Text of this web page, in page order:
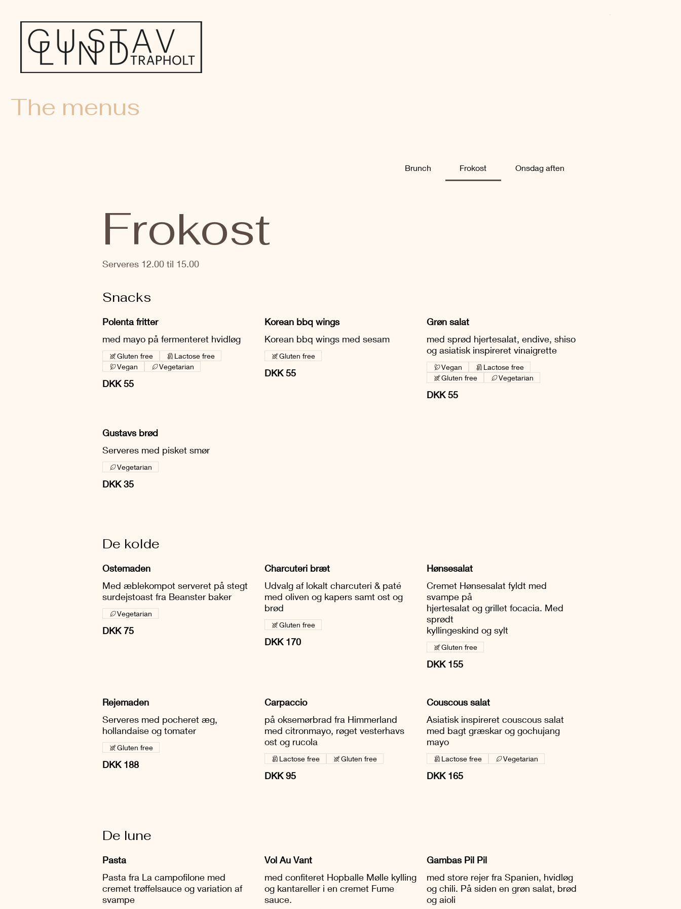
The menus
Brunch Frokost Onsdag aften
Frokost
Serveres 12.00 til 15.00
Snacks
Polenta fritter
med mayo på fermenteret hvidløg
DKK 55
Gluten free
Lactose free
Vegan
Vegetarian
Korean bbq wings
Korean bbq wings med sesam
DKK 55
Gluten free
Grøn salat
med sprød hjertesalat, endive, shiso
og asiatisk inspireret vinaigrette
DKK 55
Vegan
Lactose free
Gluten free
Vegetarian
Gustavs brød
Serveres med pisket smør
DKK 35
Vegetarian
De kolde
Ostemaden
Med æblekompot serveret på stegt
surdejstoast fra Beanster baker
DKK 75
Vegetarian
Charcuteri bræt
Udvalg af lokalt charcuteri & paté
med oliven og kapers samt ost og
brød
DKK 170
Gluten free
Hønsesalat
Cremet Hønsesalat fyldt med
svampe på
hjertesalat og grillet focacia. Med
sprødt
kyllingeskind og sylt
DKK 155
Gluten free
Rejemaden
Serveres med pocheret æg,
hollandaise og tomater
DKK 188
Gluten free
Carpaccio
på oksemørbrad fra Himmerland
med citronmayo, røget vesterhavs
ost og rucola
DKK 95
Lactose free Gluten free
Couscous salat
Asiatisk inspireret couscous salat
med bagt græskar og gochujang
mayo
DKK 165
Lactose free Vegetarian
De lune
Pasta
Pasta fra La campofilone med
cremet trøffelsauce og variation af
svampe
Vol Au Vant
med confiteret Hopballe Mølle kylling
og kantareller i en cremet Fume
sauce.
Gambas Pil Pil
med store rejer fra Spanien, hvidløg
og chili. På siden en grøn salat, brød
og aioli